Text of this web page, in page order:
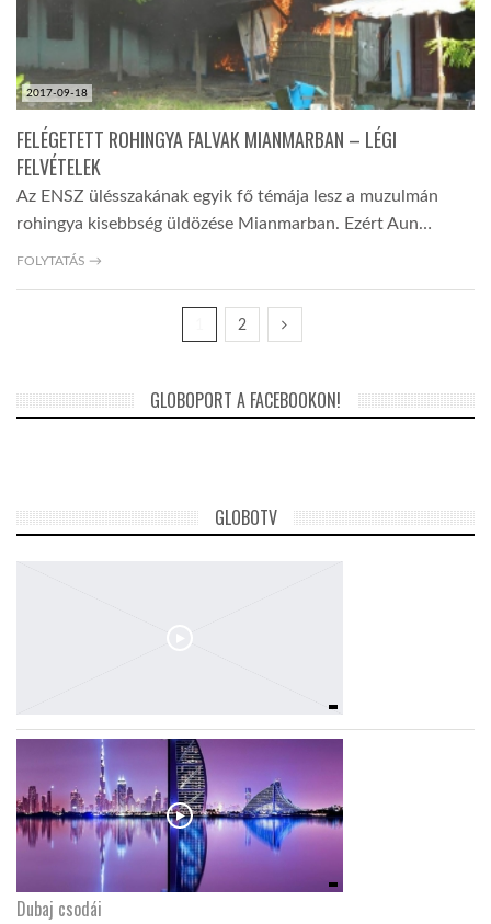
2017-09-18
FELÉGETETT ROHINGYA FALVAK MIANMARBAN – LÉGI
FELVÉTELEK
Az ENSZ ülésszakának egyik fő témája lesz a muzulmán
rohingya kisebbség üldözése Mianmarban. Ezért Aun…
FOLYTATÁS →
2
GLOBOPORT A FACEBOOKON!
GLOBOTV
Dubaj csodái